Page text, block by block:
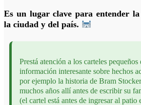
Es un lugar clave para entender
la ciudad y del país.
Prestá atención a los carteles
información interesante sobre hechos
por ejemplo la historia de Bram
muchos años allí antes de escribir su
(el cartel está antes de ingresar al patio